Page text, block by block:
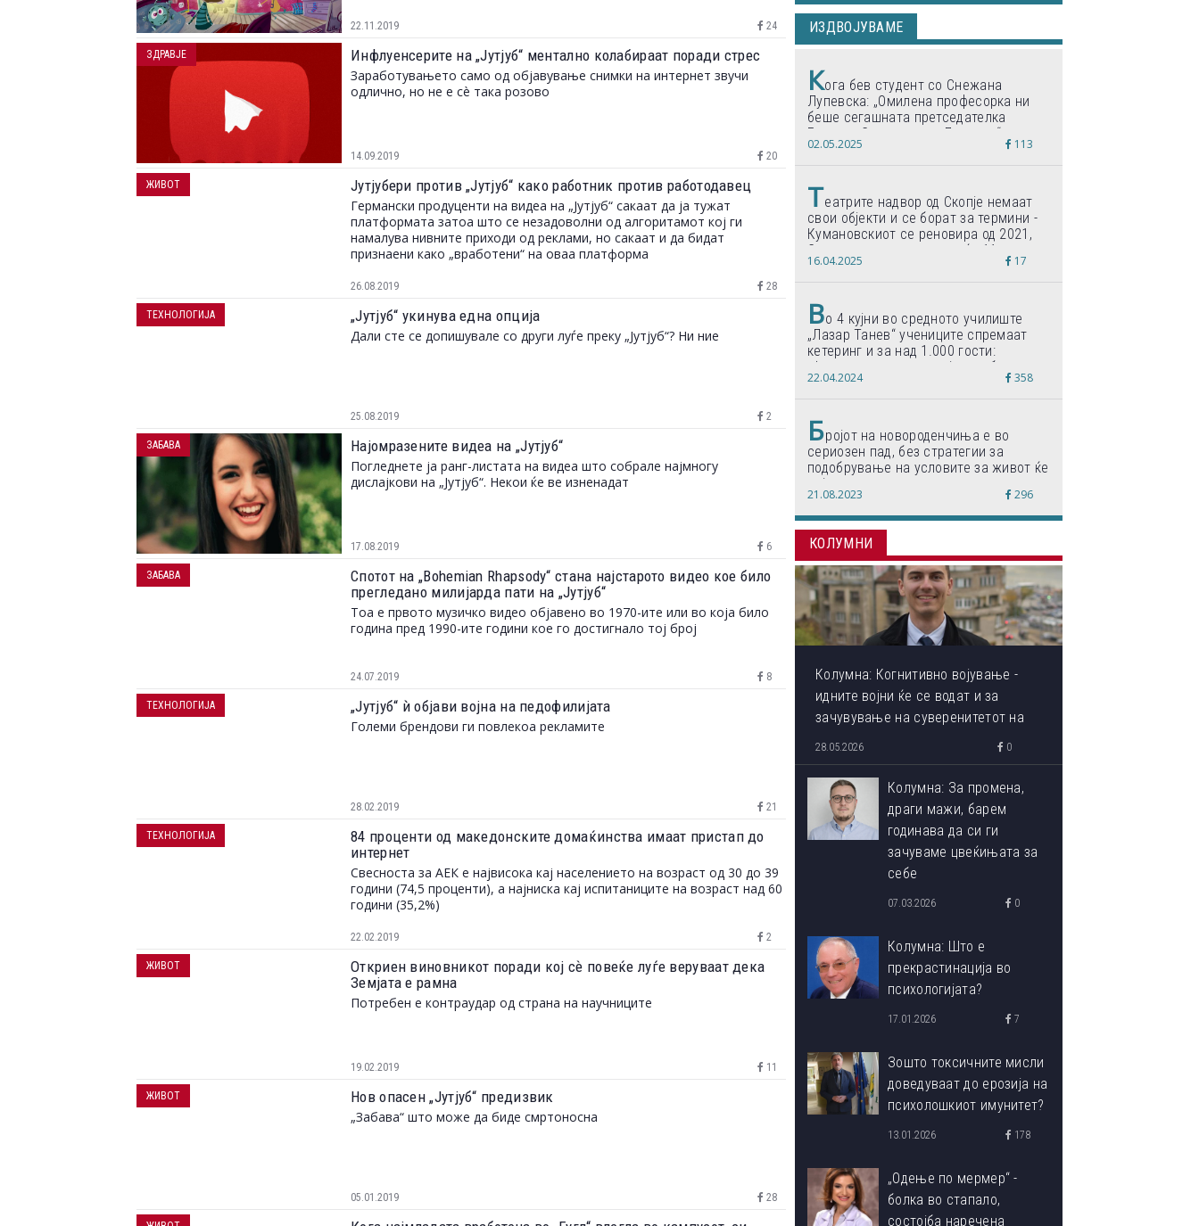
22.11.2019 24
Инфлуенсерите на „Јутјуб“ ментално колабираат поради стрес
Заработувањето само од објавување снимки на интернет звучи
одлично, но не е сè така розово
14.09.2019 20
ЗДРАВЈЕ
Јутјубери против „Јутјуб“ како работник против работодавец
Германски продуценти на видеа на „Јутјуб“ сакаат да ја тужат
платформата затоа што се незадоволни од алгоритамот кој ги
намалува нивните приходи од реклами, но сакаат и да бидат
признаени како „вработени“ на оваа платформа
26.08.2019 28
ЖИВОТ
„Јутјуб“ укинува една опција
Дали сте се допишувале со други луѓе преку „Јутјуб“? Ни ние
25.08.2019 2
ТЕХНОЛОГИЈА
Најомразените видеа на „Јутјуб“
Погледнете ја ранг-листата на видеа што собрале најмногу
дислајкови на „Јутјуб“. Некои ќе ве изненадат
17.08.2019 6
ЗАБАВА
Спотот на „Bohemian Rhapsody“ стана најстарото видео кое било
прегледано милијарда пати на „Јутјуб“
Тоа е првото музичко видео објавено во 1970-ите или во која било
година пред 1990-ите години кое го достигнало тој број
24.07.2019 8
ЗАБАВА
„Јутјуб“ ѝ објави војна на педофилијата
Големи брендови ги повлекоа рекламите
28.02.2019 21
ТЕХНОЛОГИЈА
84 проценти од македонските домаќинства имаат пристап до
интернет
Свесноста за АЕК е највисока кај населението на возраст од 30 до 39
години (74,5 проценти), а најниска кај испитаниците на возраст над 60
години (35,2%)
22.02.2019 2
ТЕХНОЛОГИЈА
Откриен виновникот поради кој сѐ повеќе луѓе веруваат дека
Земјата е рамна
Потребен е контраудар од страна на научниците
19.02.2019 11
ЖИВОТ
Нов опасен „Јутјуб“ предизвик
„Забава“ што може да биде смртоносна
05.01.2019 28
ЖИВОТ
ИЗДВОЈУВАМЕ
Кога бев студент со Снежана
Лупевска: „Омилена професорка ни
беше сегашната претседателка
Гордана Сиљановска-Давкова“
02.05.2025 113
Театрите надвор од Скопје немаат
свои објекти и се борат за термини -
Кумановскиот се реновира од 2021,
Струмичкиот се гради веќе 11 години
16.04.2025 17
Во 4 кујни во средното училиште
„Лазар Танев“ учениците спремаат
кетеринг и за над 1.000 гости:
„Формиравме компанија и работиме
по светски стандарди“
22.04.2024 358
Бројот на новороденчиња е во
сериозен пад, без стратегии за
подобрување на условите за живот ќе
дојде до затворање на училишта,
предупредуваат експертите
21.08.2023 296
КОЛУМНИ
Колумна: Когнитивно војување -
идните војни ќе се водат и за
зачувување на суверенитетот на
сопствениот ум
28.05.2026 0
Колумна: За промена,
драги мажи, барем
годинава да си ги
зачуваме цвеќињата за
себе
07.03.2026 0
Колумна: Што е
прекрастинација во
психологијата?
17.01.2026 7
Зошто токсичните мисли
доведуваат до ерозија на
психолошкиот имунитет?
13.01.2026 178
„Одење по мермер“ -
болка во стапало,
состојба наречена